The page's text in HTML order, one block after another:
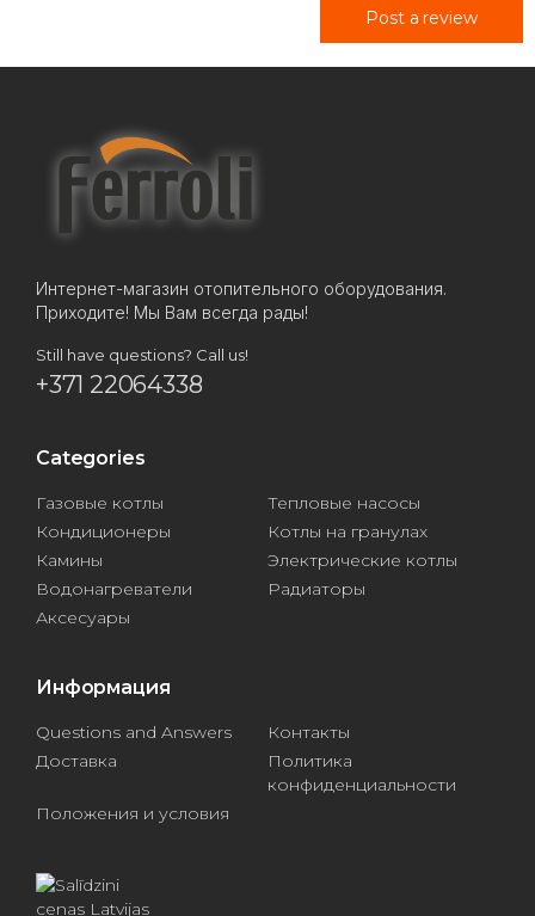
Post a review
Интернет-магазин отопительного оборудования.
Приходите! Мы Вам всегда рады!
Still have questions? Call us!
+371 22064338
Categories
Газовые котлы
Тепловые насосы
Кондиционеры
Котлы на гранулах
Камины
Электрические котлы
Водонагреватели
Радиаторы
Аксесуары
Информация
Questions and Answers
Контакты
Доставка
Политика
конфиденциальности
Положения и условия